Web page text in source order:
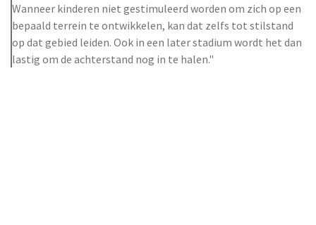
Wanneer kinderen niet gestimuleerd worden om zich op een
bepaald terrein te ontwikkelen, kan dat zelfs tot stilstand
op dat gebied leiden. Ook in een later stadium wordt het dan
lastig om de achterstand nog in te halen."